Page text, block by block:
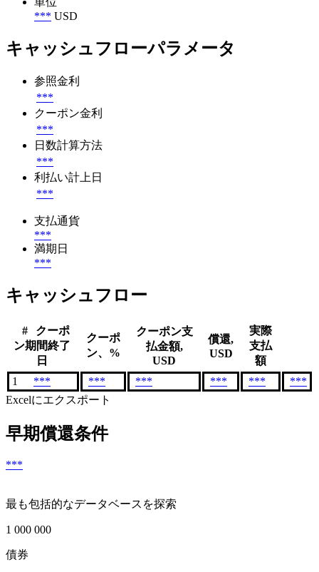
*** USD
キャッシュフローパラメータ
参照金利
***
クーポン金利
***
日数計算方法
***
利払い計上日
***
支払通貨
***
満期日
***
キャッシュフロー
#
クーポ
ン期間終了
日
クーポ
ン、%
クーポン支
払金額,
USD
償還,
USD
実際
支払
額
1
*** *** *** *** ***
***
Excelにエクスポート
早期償還条件
***
最も包括的なデータベースを探索
1 000 000
債券